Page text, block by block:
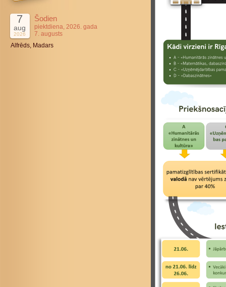
7
aug
2026
Šodien
piektdiena, 2026. gada
7. augusts
Alfrēds, Madars